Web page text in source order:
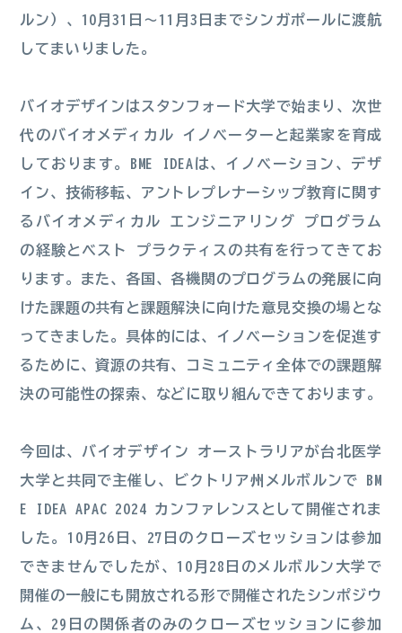
ルン）、10月31日～11月3日までシンガポールに渡航
してまいりました。
バイオデザインはスタンフォード大学で始まり、次世
代のバイオメディカル イノベーターと起業家を育成
しております。BME IDEAは、イノベーション、デザ
イン、技術移転、アントレプレナーシップ教育に関す
るバイオメディカル エンジニアリング プログラム
の経験とベスト プラクティスの共有を行ってきてお
ります。また、各国、各機関のプログラムの発展に向
けた課題の共有と課題解決に向けた意見交換の場とな
ってきました。具体的には、イノベーションを促進す
るために、資源の共有、コミュニティ全体での課題解
決の可能性の探索、などに取り組んできております。
今回は、バイオデザイン オーストラリアが台北医学
大学と共同で主催し、ビクトリア州メルボルンで BM
E IDEA APAC 2024 カンファレンスとして開催されま
した。10月26日、27日のクローズセッションは参加
できませんでしたが、10月28日のメルボルン大学で
開催の一般にも開放される形で開催されたシンポジウ
ム、29日の関係者のみのクローズセッションに参加